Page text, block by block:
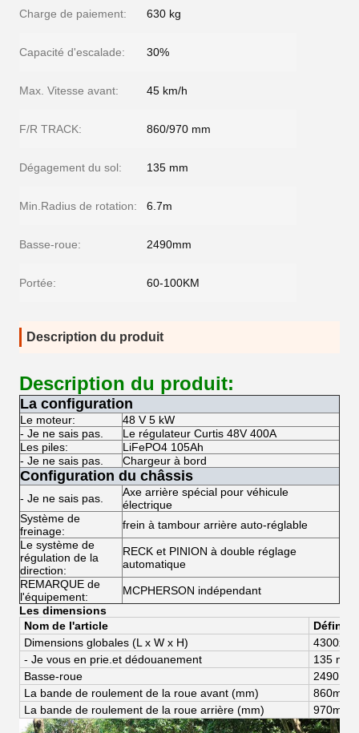
Charge de paiement: 630 kg
Capacité d'escalade: 30%
Max. Vitesse avant: 45 km/h
F/R TRACK: 860/970 mm
Dégagement du sol: 135 mm
Min.Radius de rotation: 6.7m
Basse-roue: 2490mm
Portée: 60-100KM
Description du produit
Description du produit:
La configuration
Le moteur:
48 V 5 kW
- Je ne sais pas.
Le régulateur Curtis 48V 400A
Les piles:
LiFePO4 105Ah
- Je ne sais pas.
Chargeur à bord
Configuration du châssis
- Je ne sais pas.
Axe arrière spécial pour véhicule
électrique
Système de
freinage:
frein à tambour arrière auto-réglable
Le système de
régulation de la
direction:
RECK et PINION à double réglage
automatique
REMARQUE de
l'équipement:
MCPHERSON indépendant
Les dimensions
Nom de l'article
Dimensions globales (L x W x H) 4300x
- Je vous en prie. et dédouanement
135 mm
Basse-roue
2490
La bande de roulement de la roue avant (mm)
860mm
La bande de roulement de la roue arrière (mm)
970mm